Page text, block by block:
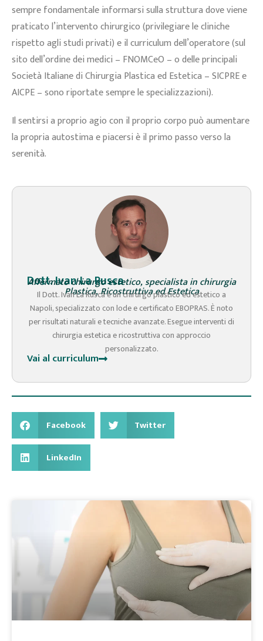
sempre fondamentale informarsi sulla struttura dove viene
praticato l’intervento chirurgico (privilegiare le cliniche
rispetto agli studi privati) e il curriculum dell’operatore (sul
sito dell’ordine dei medici – FNOMCeO – o delle principali
Società Italiane di Chirurgia Plastica ed Estetica – SICPRE e
AICPE – sono riportate sempre le specializzazioni).
Il sentirsi a proprio agio con il proprio corpo può aumentare
la propria autostima e piacersi è il primo passo verso la
serenità.
Dott. Ivan La Rusca
Affermato chirurgo estetico, specialista in chirurgia
Plastica, Ricostruttiva ed Estetica
Il Dott. Ivan La Rusca è un chirurgo plastico ed estetico a
Napoli, specializzato con lode e certificato EBOPRAS. È noto
per risultati naturali e tecniche avanzate. Esegue interventi di
chirurgia estetica e ricostruttiva con approccio
personalizzato.
Vai al curriculum
Facebook Twitter
LinkedIn